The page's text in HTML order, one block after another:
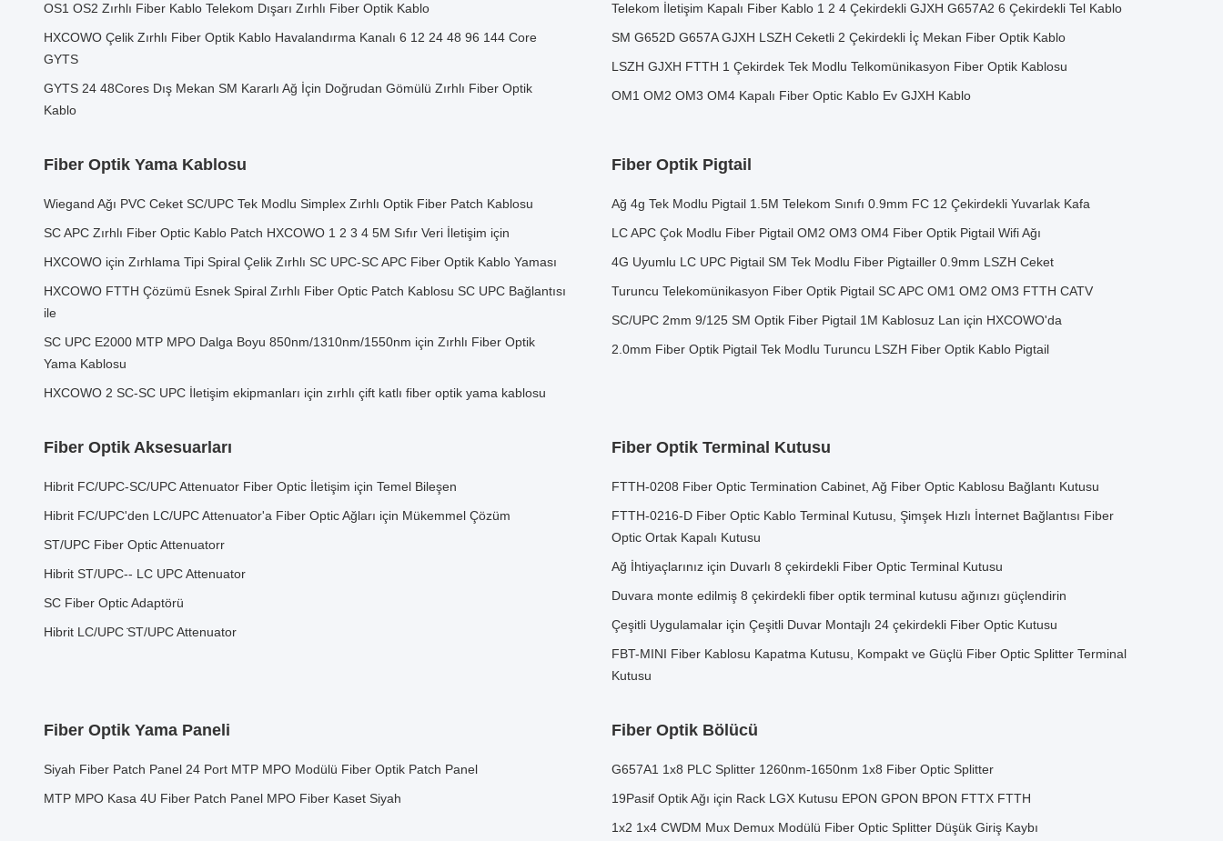
OS1 OS2 Zırhlı Fiber Kablo Telekom Dışarı Zırhlı Fiber Optik Kablo
HXCOWO Çelik Zırhlı Fiber Optik Kablo Havalandırma Kanalı 6 12 24 48 96 144 Core
GYTS
GYTS 24 48Cores Dış Mekan SM Kararlı Ağ İçin Doğrudan Gömülü Zırhlı Fiber Optik
Kablo
Telekom İletişim Kapalı Fiber Kablo 1 2 4 Çekirdekli GJXH G657A2 6 Çekirdekli Tel Kablo
SM G652D G657A GJXH LSZH Ceketli 2 Çekirdekli İç Mekan Fiber Optik Kablo
LSZH GJXH FTTH 1 Çekirdek Tek Modlu Telkomünikasyon Fiber Optik Kablosu
OM1 OM2 OM3 OM4 Kapalı Fiber Optic Kablo Ev GJXH Kablo
Fiber Optik Yama Kablosu
Wiegand Ağı PVC Ceket SC/UPC Tek Modlu Simplex Zırhlı Optik Fiber Patch Kablosu
SC APC Zırhlı Fiber Optic Kablo Patch HXCOWO 1 2 3 4 5M Sıfır Veri İletişim için
HXCOWO için Zırhlama Tipi Spiral Çelik Zırhlı SC UPC-SC APC Fiber Optik Kablo Yaması
HXCOWO FTTH Çözümü Esnek Spiral Zırhlı Fiber Optic Patch Kablosu SC UPC Bağlantısı
ile
SC UPC E2000 MTP MPO Dalga Boyu 850nm/1310nm/1550nm için Zırhlı Fiber Optik
Yama Kablosu
HXCOWO 2 SC-SC UPC İletişim ekipmanları için zırhlı çift katlı fiber optik yama kablosu
Fiber Optik Pigtail
Ağ 4g Tek Modlu Pigtail 1.5M Telekom Sınıfı 0.9mm FC 12 Çekirdekli Yuvarlak Kafa
LC APC Çok Modlu Fiber Pigtail OM2 OM3 OM4 Fiber Optik Pigtail Wifi Ağı
4G Uyumlu LC UPC Pigtail SM Tek Modlu Fiber Pigtailler 0.9mm LSZH Ceket
Turuncu Telekomünikasyon Fiber Optik Pigtail SC APC OM1 OM2 OM3 FTTH CATV
SC/UPC 2mm 9/125 SM Optik Fiber Pigtail 1M Kablosuz Lan için HXCOWO'da
2.0mm Fiber Optik Pigtail Tek Modlu Turuncu LSZH Fiber Optik Kablo Pigtail
Fiber Optik Aksesuarları
Hibrit FC/UPC-SC/UPC Attenuator Fiber Optic İletişim için Temel Bileşen
Hibrit FC/UPC'den LC/UPC Attenuator'a Fiber Optic Ağları için Mükemmel Çözüm
ST/UPC Fiber Optic Attenuatorr
Hibrit ST/UPC-- LC UPC Attenuator
SC Fiber Optic Adaptörü
Hibrit LC/UPC ̇ST/UPC Attenuator
Fiber Optik Terminal Kutusu
FTTH-0208 Fiber Optic Termination Cabinet, Ağ Fiber Optic Kablosu Bağlantı Kutusu
FTTH-0216-D Fiber Optic Kablo Terminal Kutusu, Şimşek Hızlı İnternet Bağlantısı Fiber
Optic Ortak Kapalı Kutusu
Ağ İhtiyaçlarınız için Duvarlı 8 çekirdekli Fiber Optic Terminal Kutusu
Duvara monte edilmiş 8 çekirdekli fiber optik terminal kutusu ağınızı güçlendirin
Çeşitli Uygulamalar için Çeşitli Duvar Montajlı 24 çekirdekli Fiber Optic Kutusu
FBT-MINI Fiber Kablosu Kapatma Kutusu, Kompakt ve Güçlü Fiber Optic Splitter Terminal
Kutusu
Fiber Optik Yama Paneli
Siyah Fiber Patch Panel 24 Port MTP MPO Modülü Fiber Optik Patch Panel
MTP MPO Kasa 4U Fiber Patch Panel MPO Fiber Kaset Siyah
Fiber Optik Bölücü
G657A1 1x8 PLC Splitter 1260nm-1650nm 1x8 Fiber Optic Splitter
19Pasif Optik Ağı için Rack LGX Kutusu EPON GPON BPON FTTX FTTH
1x2 1x4 CWDM Mux Demux Modülü Fiber Optic Splitter Düşük Giriş Kaybı